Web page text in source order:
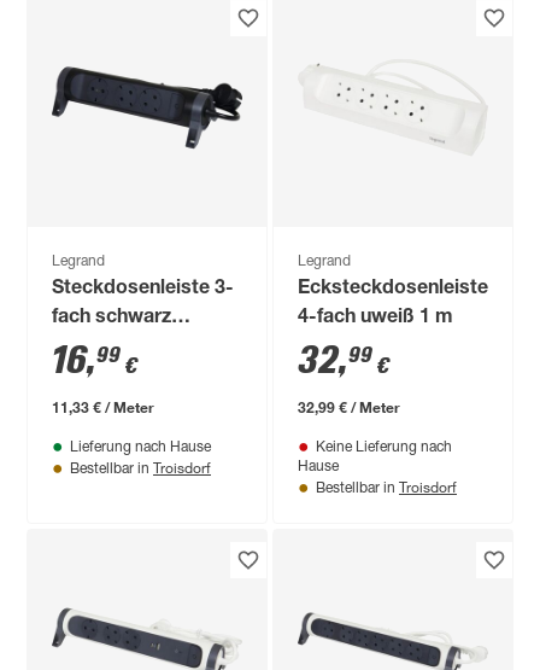
Legrand
Steckdosenleiste 3-
fach schwarz
drehbar 1,5 m
16,99 €
11,33 € / Meter
Lieferung nach Hause
Bestellbar in Troisdorf
Legrand
Ecksteckdosenleiste
4-fach uweiß 1 m
32,99 €
32,99 € / Meter
Keine Lieferung nach
Hause
Bestellbar in Troisdorf